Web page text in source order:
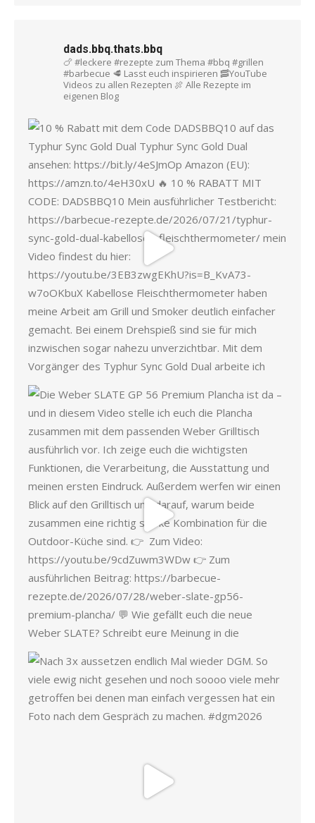
dads.bbq.thats.bbq
🍗 #leckere #rezepte zum Thema #bbq #grillen
#barbecue 🥩 Lasst euch inspirieren 🥓YouTube
Videos zu allen Rezepten 🍖 Alle Rezepte im
eigenen Blog